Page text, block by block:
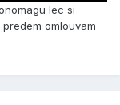
lec si
omlouvam